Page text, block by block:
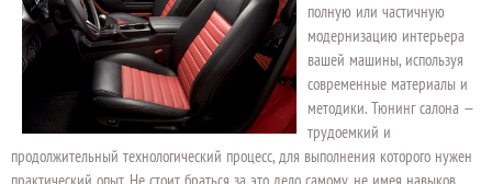
полную или частичную
модернизацию интерьера
вашей машины, используя
современные материалы и
методики. Тюнинг салона —
трудоемкий и
продолжительный технологический процесс, для выполнения которого нужен